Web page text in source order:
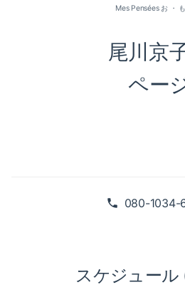
080-1034-
尾川京
ペー
Mes Pensées お ・
スケジュール